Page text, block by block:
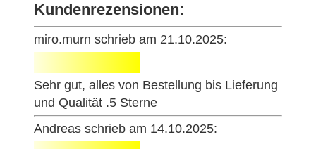
Kundenrezensionen:
miro.murn schrieb am 21.10.2025:
Sehr gut, alles von Bestellung bis Lieferung
und Qualität .5 Sterne
Andreas schrieb am 14.10.2025: